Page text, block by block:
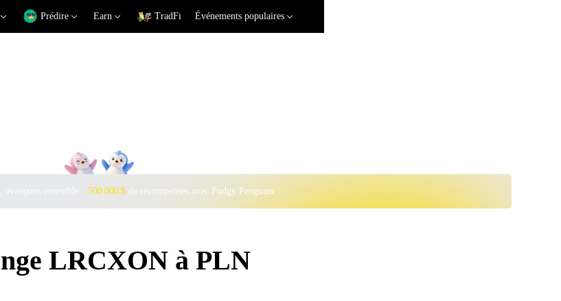
Prédire Earn TradFi Événements populaires
avançons ensemble · 500 000 $ de récompenses avec Pudgy Penguins
LRCXON à PLN